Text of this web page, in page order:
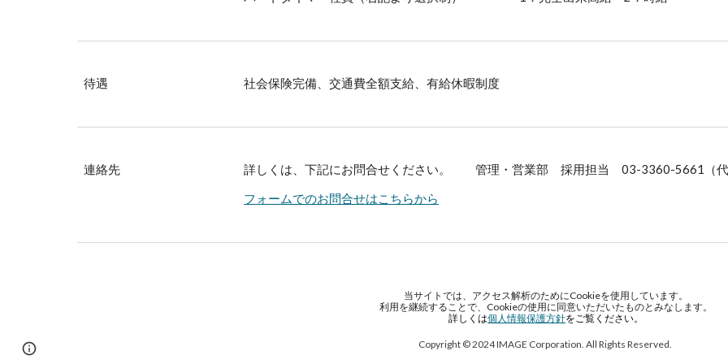
待遇 社会保険完備、交通費全額支給、有給休暇制度
連絡先 詳しくは、下記にお問合せください。 管理・営業部 採用担当 03-3360-5661（
フォームでのお問合せはこちらから
当サイトでは、アクセス解析のためにCookieを使用しています。
利用を継続することで、Cookieの使用に同意いただいたものとみなします。
詳しくは個人情報保護方針をご覧ください。
Copyright © 2024 IMAGE Corporation. All Rights Reserved.